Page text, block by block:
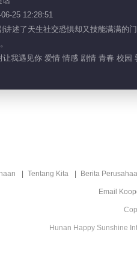
25 12:28:51
讲述了天生社交恐惧却又技能满满的
让我遇见你 爱情 情感 剧情 青春 校
Tentang Kita Berita
Email
Hunan Happy Sunshine